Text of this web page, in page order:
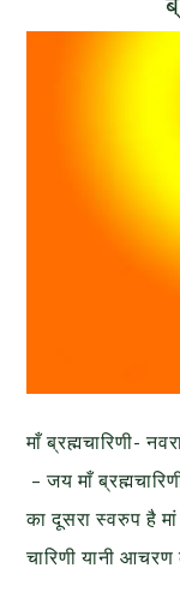
माँ ब्रह्मचारिणी-
– जय माँ
का दूसरा स्वरुप है
चारिणी यानी